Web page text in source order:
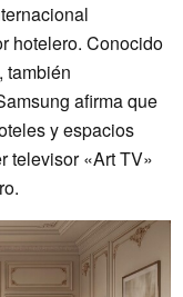
hotelero. Conocido
también
afirma que
y espacios
televisor «Art TV»